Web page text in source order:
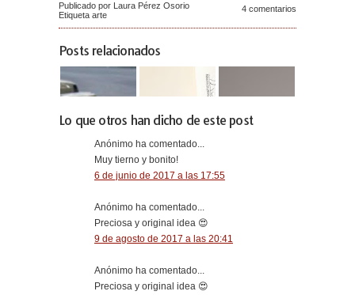
Publicado por Laura Pérez Osorio
Etiqueta arte
4 comentarios
Posts relacionados
Lo que otros han dicho de este post
Anónimo ha comentado...
Muy tierno y bonito!
6 de junio de 2017 a las 17:55
Anónimo ha comentado...
Preciosa y original idea 😍
9 de agosto de 2017 a las 20:41
Anónimo ha comentado...
Preciosa y original idea 😍